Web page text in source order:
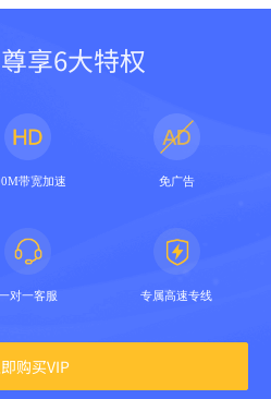
享6大特权
带宽加速 免广告
对一客服 专属高速专线
购买VIP